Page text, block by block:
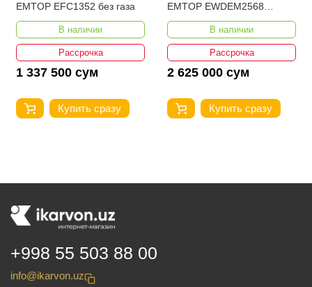
EMTOP EFC1352 без газа
В наличии
Рассрочка
1 337 500 сум
Купить сразу
EMTOP EWDEM2568
MMA/TIG Lift
В наличии
Рассрочка
2 625 000 сум
Купить сразу
+998 55 503 88 00
info@ikarvon.uz